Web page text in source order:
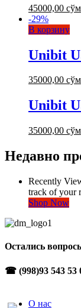
45000,00 сўм
-29%
В корзину
Unibit
35000,00 сўм
Unibit
35000,00 сўм
Недавно
Recently
track of your
Shop Now
Остались
☎ (998)93 543 53
О нас